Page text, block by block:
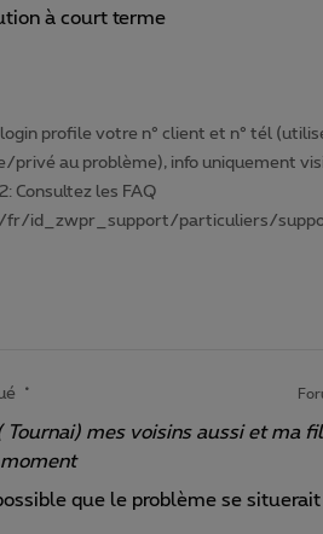
à court terme
profile votre n° client et n° tél
privé au problème), info uniquement
Consultez les FAQ
fr/id_zwpr_support/particuliers/
Tournai) mes voisins aussi et ma
que le problème se